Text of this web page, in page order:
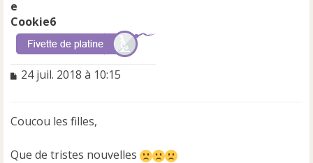
Cookie6
M
a
e
24 juil. 2018 à 10:15
Coucou les filles,
Que de tristes nouvelles